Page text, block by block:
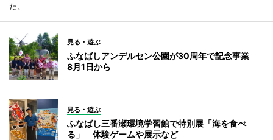
た。
見る・遊ぶ
ふなばしアンデルセン公園が30周年で記念事業
8月1日から
見る・遊ぶ
ふなばし三番瀬環境学習館で特別展「海を食べ
る」 体験ゲームや展示など